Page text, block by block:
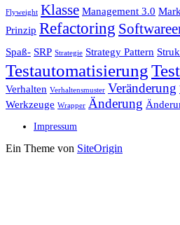
Flyweight Klasse Management 3.0
Prinzip Refactoring
Spaß- SRP Strategie Strategy Pattern
Testautomatisierung
Verhalten Verhaltensmuster Veränderung
Werkzeuge Wrapper Änderung
Impressum
Ein Theme von SiteOrigin